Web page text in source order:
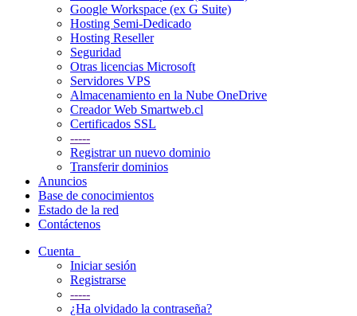
Google Workspace (ex G Suite)
Hosting Semi-Dedicado
Hosting Reseller
Seguridad
Otras licencias Microsoft
Servidores VPS
Almacenamiento en la Nube OneDrive
Creador Web Smartweb.cl
Certificados SSL
-----
Registrar un nuevo dominio
Transferir dominios
Anuncios
Base de conocimientos
Estado de la red
Contáctenos
Cuenta
Iniciar sesión
Registrarse
-----
¿Ha olvidado la contraseña?